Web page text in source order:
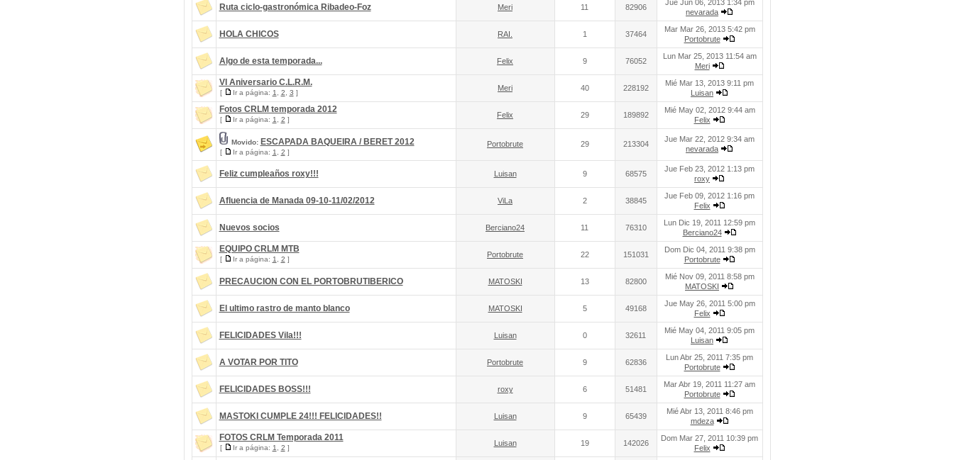
Ruta ciclo-gastronómica Ribadeo-Foz Meri 11 82906
Jue Jun 06, 2013 1:34 pm
nevarada
HOLA CHICOS RAI. 1 37464
Mar Mar 26, 2013 5:42 pm
Portobrute
Algo de esta temporada... Felix 9 76052
Lun Mar 25, 2013 11:54 am
Meri
VI Aniversario C.L.R.M.
[ Ir a página: 1 2 3 ]
Meri 40 228192
Mié Mar 13, 2013 9:11 pm
Luisan
Fotos CRLM temporada 2012
[ Ir a página: 1 2 ]
Felix 29 189892
Mié May 02, 2012 9:44 am
Felix
Movido: ESCAPADA BAQUEIRA / BERET 2012
[ Ir a página: 1 2 ]
Portobrute 29 213304
Jue Mar 22, 2012 9:34 am
nevarada
Feliz cumpleaños roxy!!! Luisan 9 68575
Jue Feb 23, 2012 1:13 pm
roxy
Afluencia de Manada 09-10-11/02/2012 ViLa 2 38845
Jue Feb 09, 2012 1:16 pm
Felix
Nuevos socios Berciano24 11 76310
Lun Dic 19, 2011 12:59 pm
Berciano24
EQUIPO CRLM MTB
[ Ir a página: 1 2 ]
Portobrute 22 151031
Dom Dic 04, 2011 9:38 pm
Portobrute
PRECAUCION CON EL PORTOBRUTIBERICO MATOSKI 13 82800
Mié Nov 09, 2011 8:58 pm
MATOSKI
El ultimo rastro de manto blanco MATOSKI 5 49168
Jue May 26, 2011 5:00 pm
Felix
FELICIDADES Vila!!! Luisan 0 32611
Mié May 04, 2011 9:05 pm
Luisan
A VOTAR POR TITO Portobrute 9 62836
Lun Abr 25, 2011 7:35 pm
Portobrute
FELICIDADES BOSS!!! roxy 6 51481
Mar Abr 19, 2011 11:27 am
Portobrute
MASTOKI CUMPLE 24!!! FELICIDADES!! Luisan 9 65439
Mié Abr 13, 2011 8:46 pm
mdeza
FOTOS CRLM Temporada 2011
[ Ir a página: 1 2 ]
Luisan 19 142026
Dom Mar 27, 2011 10:39 pm
Felix